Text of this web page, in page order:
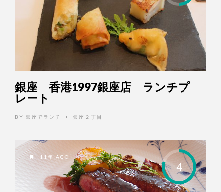
銀座 香港1997銀座店 ランチプ
レート
BY 銀座でランチ • 銀座２丁目
4
11年 AGO